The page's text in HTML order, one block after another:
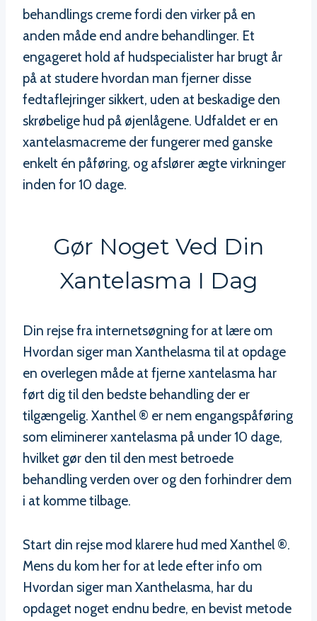
behandlings creme fordi den virker på en
anden måde end andre behandlinger. Et
engageret hold af hudspecialister har brugt år
på at studere hvordan man fjerner disse
fedtaflejringer sikkert, uden at beskadige den
skrøbelige hud på øjenlågene. Udfaldet er en
xantelasmacreme der fungerer med ganske
enkelt én påføring, og afslører ægte virkninger
inden for 10 dage.
Gør Noget Ved Din
Xantelasma I Dag
Din rejse fra internetsøgning for at lære om
Hvordan siger man Xanthelasma til at opdage
en overlegen måde at fjerne xantelasma har
ført dig til den bedste behandling der er
tilgængelig. Xanthel ® er nem engangspåføring
som eliminerer xantelasma på under 10 dage,
hvilket gør den til den mest betroede
behandling verden over og den forhindrer dem
i at komme tilbage.
Start din rejse mod klarere hud med Xanthel ®.
Mens du kom her for at lede efter info om
Hvordan siger man Xanthelasma, har du
opdaget noget endnu bedre, en bevist metode